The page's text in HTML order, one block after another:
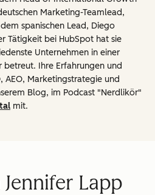
Marketing-Teamlead,
spanischen Lead, Diego
Tätigkeit bei HubSpot hat sie
Unternehmen in einer
Ihre Erfahrungen und
AEO, Marketingstrategie und
Blog, im Podcast "Nerdlikör"
mit.
Lapp